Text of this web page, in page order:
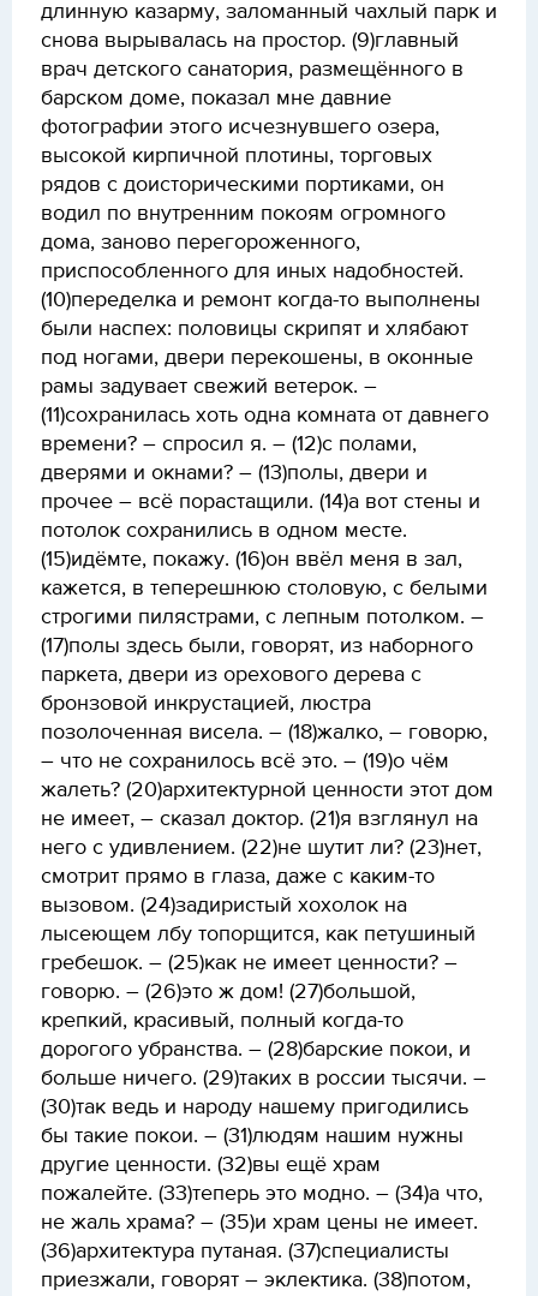
длинную казарму, заломанный чахлый парк и
снова вырывалась на простор. (9)главный
врач детского санатория, размещённого в
барском доме, показал мне давние
фотографии этого исчезнувшего озера,
высокой кирпичной плотины, торговых
рядов с доисторическими портиками, он
водил по внутренним покоям огромного
дома, заново перегороженного,
приспособленного для иных надобностей.
(10)переделка и ремонт когда-то выполнены
были наспех: половицы скрипят и хлябают
под ногами, двери перекошены, в оконные
рамы задувает свежий ветерок. –
(11)сохранилась хоть одна комната от давнего
времени? – спросил я. – (12)с полами,
дверями и окнами? – (13)полы, двери и
прочее – всё порастащили. (14)а вот стены и
потолок сохранились в одном месте.
(15)идёмте, покажу. (16)он ввёл меня в зал,
кажется, в теперешнюю столовую, с белыми
строгими пилястрами, с лепным потолком. –
(17)полы здесь были, говорят, из наборного
паркета, двери из орехового дерева с
бронзовой инкрустацией, люстра
позолоченная висела. – (18)жалко, – говорю,
– что не сохранилось всё это. – (19)о чём
жалеть? (20)архитектурной ценности этот дом
не имеет, – сказал доктор. (21)я взглянул на
него с удивлением. (22)не шутит ли? (23)нет,
смотрит прямо в глаза, даже с каким-то
вызовом. (24)задиристый хохолок на
лысеющем лбу топорщится, как петушиный
гребешок. – (25)как не имеет ценности? –
говорю. – (26)это ж дом! (27)большой,
крепкий, красивый, полный когда-то
дорогого убранства. – (28)барские покои, и
больше ничего. (29)таких в россии тысячи. –
(30)так ведь и народу нашему пригодились
бы такие покои. – (31)людям нашим нужны
другие ценности. (32)вы ещё храм
пожалейте. (33)теперь это модно. – (34)а что,
не жаль храма? – (35)и храм цены не имеет.
(36)архитектура путаная. (37)специалисты
приезжали, говорят – эклектика. (38)потом,